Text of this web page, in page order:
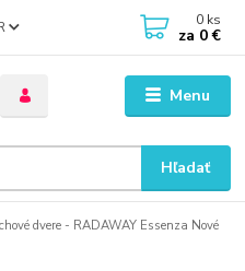
Menu
Hľadať
0 ks
za 0 €
dvere - RADAWAY Essenza Nové